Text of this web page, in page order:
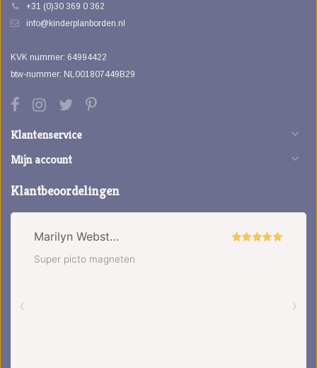
+31 (0)30 369 0 362
info@kinderplanborden.nl
KVK nummer: 64994422
btw-nummer: NL001807449B29
Klantenservice
Mijn account
Klantbeoordelingen